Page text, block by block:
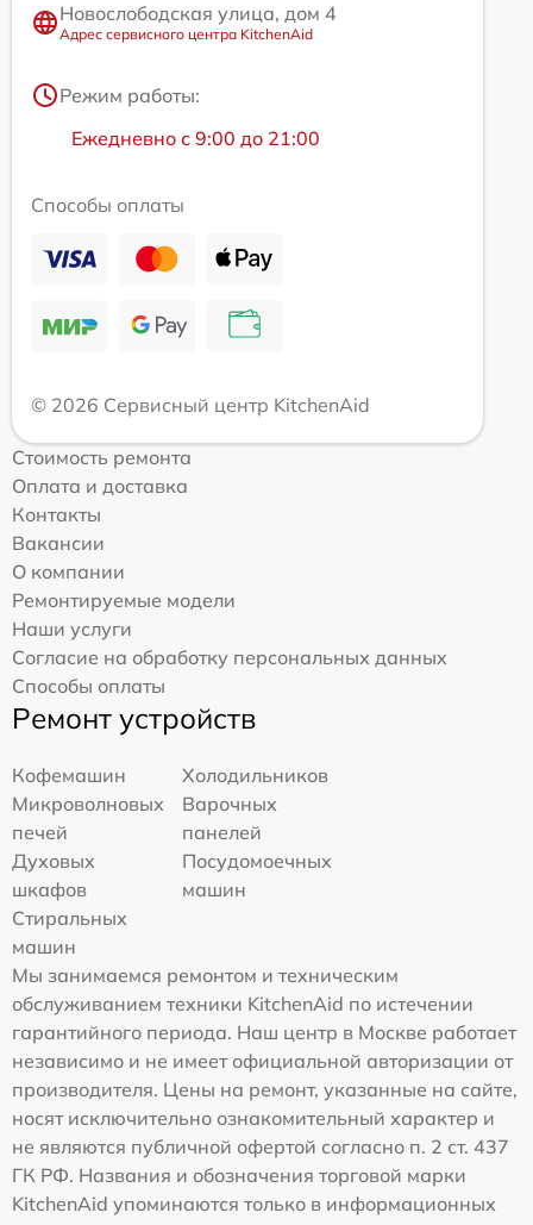
Новослободская улица, дом 4
Адрес сервисного центра KitchenAid
Режим работы:
Ежедневно с 9:00 до 21:00
Способы оплаты
© 2026 Сервисный центр KitchenAid
Стоимость ремонта
Оплата и доставка
Контакты
Вакансии
О компании
Ремонтируемые модели
Наши услуги
Согласие на обработку персональных данных
Способы оплаты
Ремонт устройств
Кофемашин
Холодильников
Микроволновых
печей
Варочных
панелей
Духовых
шкафов
Посудомоечных
машин
Стиральных
машин
Мы занимаемся ремонтом и техническим
обслуживанием техники KitchenAid по истечении
гарантийного периода. Наш центр в Москве работает
независимо и не имеет официальной авторизации от
производителя. Цены на ремонт, указанные на сайте,
носят исключительно ознакомительный характер и
не являются публичной офертой согласно п. 2 ст. 437
ГК РФ. Названия и обозначения торговой марки
KitchenAid упоминаются только в информационных